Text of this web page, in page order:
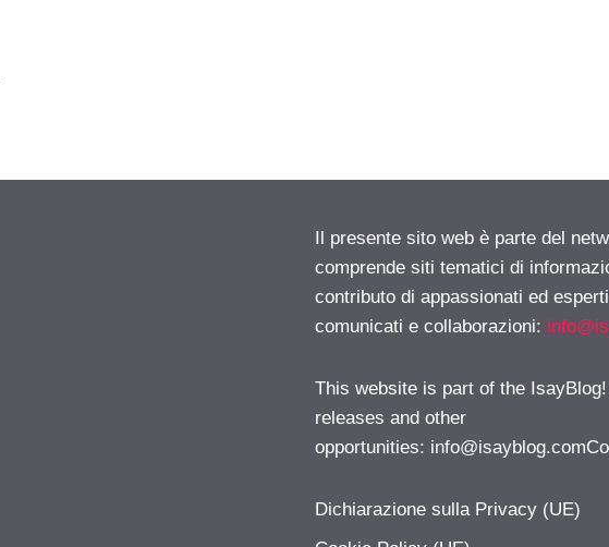
Il presente sito web è parte del
comprende siti tematici di
contributo di appassionati ed
comunicati e collaborazioni:
This website is part of the
releases and other
opportunities:
Dichiarazione sulla Privacy (UE)